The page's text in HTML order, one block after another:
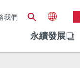
我們
永續發展